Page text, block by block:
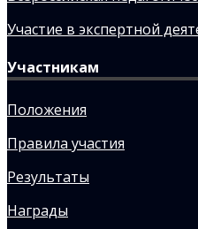
Участие в экспертной
Участникам
Положения
Правила участия
Результаты
Награды